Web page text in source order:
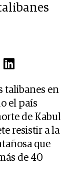
talibanes en
el país
de Kabul
resistir a la
que
de 40